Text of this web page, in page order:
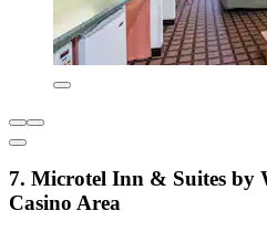
7. Microtel Inn & Suites by
Casino Area